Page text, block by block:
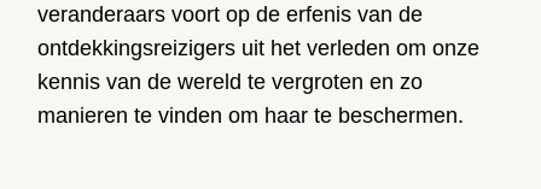
veranderaars voort op de erfenis van de
ontdekkingsreizigers uit het verleden om onze
kennis van de wereld te vergroten en zo
manieren te vinden om haar te beschermen.